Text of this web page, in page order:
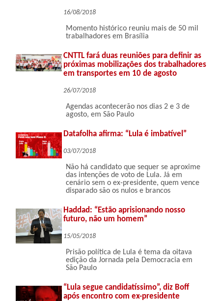
16/08/2018
Momento histórico reuniu mais de 50 mil
trabalhadores em Brasília
CNTTL fará duas reuniões para definir as
próximas mobilizações dos trabalhadores
em transportes em 10 de agosto
26/07/2018
Agendas acontecerão nos dias 2 e 3 de
agosto, em São Paulo
Datafolha afirma: “Lula é imbatível”
03/07/2018
Não há candidato que sequer se aproxime
das intenções de voto de Lula. Já em
cenário sem o ex-presidente, quem vence
disparado são os nulos e brancos
Haddad: “Estão aprisionando nosso
futuro, não um homem”
15/05/2018
Prisão política de Lula é tema da oitava
edição da Jornada pela Democracia em
São Paulo
“Lula segue candidatíssimo”, diz Boff
após encontro com ex-presidente